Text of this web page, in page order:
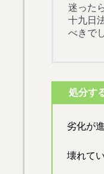
迷った
十九日
べきで
処分す
劣化が
壊れて